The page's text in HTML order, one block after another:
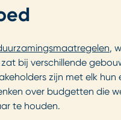
,
bij verschillende
zijn met elk
over budgetten
te houden.